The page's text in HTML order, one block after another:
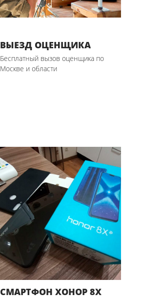
ВЫЕЗД ОЦЕНЩИКА
Бесплатный вызов оценщика по
Москве и области
СМАРТФОН ХОНОР 8X